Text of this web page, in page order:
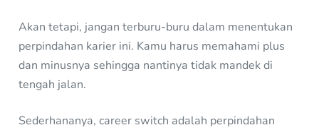
Akan tetapi, jangan terburu-buru dalam menentukan
perpindahan karier ini. Kamu harus memahami plus
dan minusnya sehingga nantinya tidak mandek di
tengah jalan.
Sederhananya, career switch adalah perpindahan